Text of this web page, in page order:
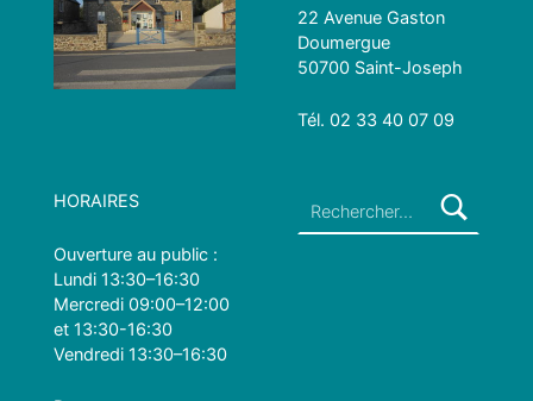
22 Avenue Gaston
Doumergue
50700 Saint-Joseph
Tél. 02 33 40 07 09
HORAIRES
Ouverture au public :
Lundi 13:30–16:30
Mercredi 09:00–12:00
et 13:30-16:30
Vendredi 13:30–16:30